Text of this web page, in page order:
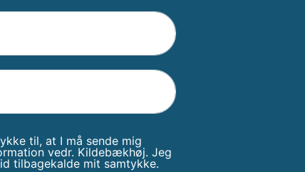
til, at I må sende mig
vedr. Kildebækhøj. Jeg
tilbagekalde mit samtykke.